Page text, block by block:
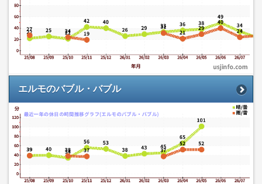
エルモのバブル・バブル